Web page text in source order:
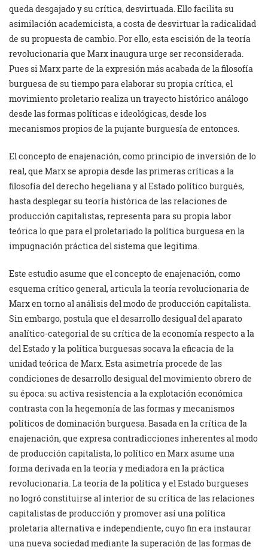
queda desgajado y su crítica, desvirtuada. Ello facilita su
asimilación academicista, a costa de desvirtuar la radicalidad
de su propuesta de cambio. Por ello, esta escisión de la teoría
revolucionaria que Marx inaugura urge ser reconsiderada.
Pues si Marx parte de la expresión más acabada de la filosofía
burguesa de su tiempo para elaborar su propia crítica, el
movimiento proletario realiza un trayecto histórico análogo
desde las formas políticas e ideológicas, desde los
mecanismos propios de la pujante burguesía de entonces.
El concepto de enajenación, como principio de inversión de lo
real, que Marx se apropia desde las primeras críticas a la
filosofía del derecho hegeliana y al Estado político burgués,
hasta desplegar su teoría histórica de las relaciones de
producción capitalistas, representa para su propia labor
teórica lo que para el proletariado la política burguesa en la
impugnación práctica del sistema que legitima.
Este estudio asume que el concepto de enajenación, como
esquema crítico general, articula la teoría revolucionaria de
Marx en torno al análisis del modo de producción capitalista.
Sin embargo, postula que el desarrollo desigual del aparato
analítico-categorial de su crítica de la economía respecto a la
del Estado y la política burguesas socava la eficacia de la
unidad teórica de Marx. Esta asimetría procede de las
condiciones de desarrollo desigual del movimiento obrero de
su época: su activa resistencia a la explotación económica
contrasta con la hegemonía de las formas y mecanismos
políticos de dominación burguesa. Basada en la crítica de la
enajenación, que expresa contradicciones inherentes al modo
de producción capitalista, lo político en Marx asume una
forma derivada en la teoría y mediadora en la práctica
revolucionaria. La teoría de la política y el Estado burgueses
no logró constituirse al interior de su crítica de las relaciones
capitalistas de producción y promover así una política
proletaria alternativa e independiente, cuyo fin era instaurar
una nueva sociedad mediante la superación de las formas de